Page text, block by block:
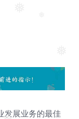
发展业务的最佳